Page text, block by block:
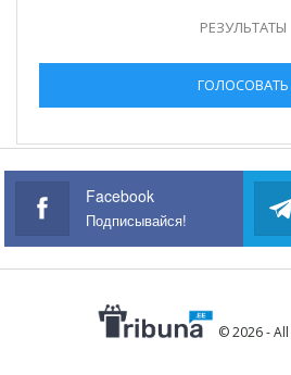
РЕЗУЛЬТАТЫ
ГОЛОСОВАТЬ
Facebook
Подписывайся!
© 2026 - All